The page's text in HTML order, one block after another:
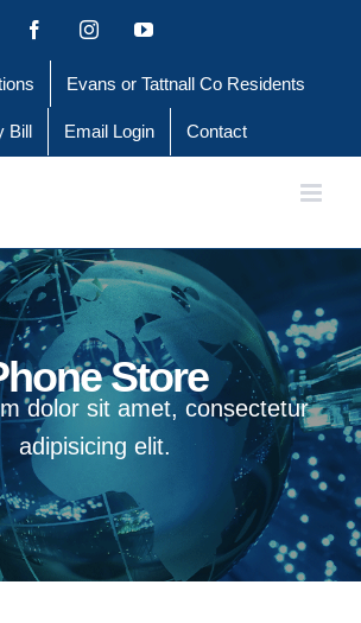
FacebookInstagramYouTube
Evans or Tattnall Co Residents
Bill Email Login Contact
Store
dolor sit amet, consectetur
adipisicing elit.